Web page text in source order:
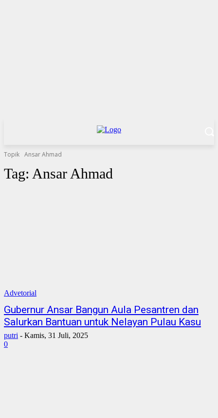
Topik Ansar Ahmad
Tag: Ansar Ahmad
Advetorial
Gubernur Ansar Bangun Aula Pesantren dan
Salurkan Bantuan untuk Nelayan Pulau Kasu
putri - Kamis, 31 Juli, 2025
0